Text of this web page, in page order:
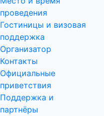
проведения
Гостиницы и визовая
поддержка
Организатор
Контакты
Официальные
приветствия
Поддержка и
партнёры